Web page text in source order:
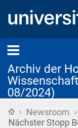
Archiv der
08/2024)
Startseite
› Newsroom ›
Nächster Stopp